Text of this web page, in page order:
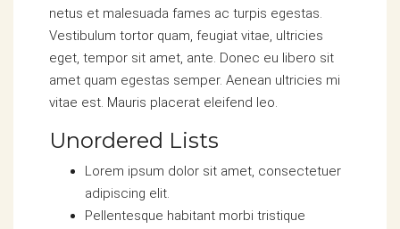
netus et malesuada fames ac turpis egestas.
Vestibulum tortor quam, feugiat vitae, ultricies
eget, tempor sit amet, ante. Donec eu libero sit
amet quam egestas semper. Aenean ultricies mi
vitae est. Mauris placerat eleifend leo.
Unordered Lists
Lorem ipsum dolor sit amet, consectetuer
adipiscing elit.
Pellentesque habitant morbi tristique